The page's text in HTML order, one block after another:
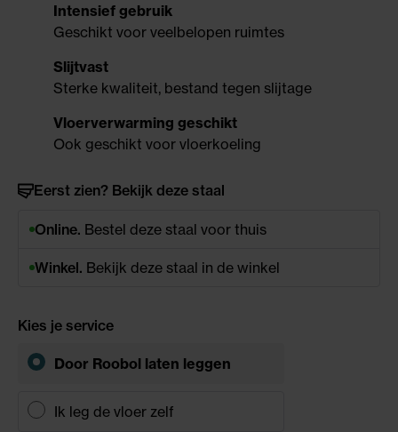
Intensief gebruik
Geschikt voor veelbelopen ruimtes
Slijtvast
Sterke kwaliteit, bestand tegen slijtage
Vloerverwarming geschikt
Ook geschikt voor vloerkoeling
Eerst zien? Bekijk deze staal
Online. Bestel deze staal voor thuis
Winkel. Bekijk deze staal in de winkel
Kies je service
Door Roobol laten leggen
Ik leg de vloer zelf